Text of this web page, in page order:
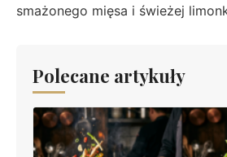
smażonego mięsa i świeżej
Polecane artykuły